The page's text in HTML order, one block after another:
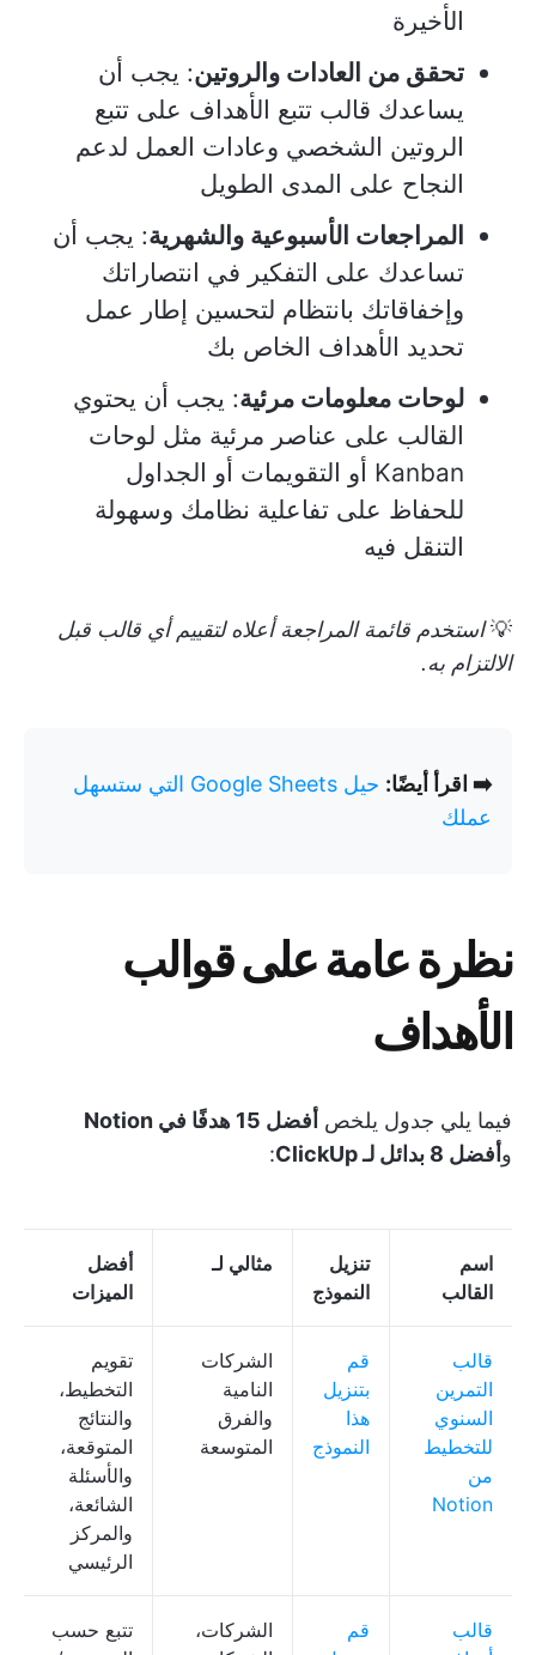
الأخيرة
تحقق من العادات والروتين: يجب أن
يساعدك قالب تتبع الأهداف على تتبع
الروتين الشخصي وعادات العمل لدعم
النجاح على المدى الطويل
المراجعات الأسبوعية والشهرية: يجب أن
تساعدك على التفكير في انتصاراتك
وإخفاقاتك بانتظام لتحسين إطار عمل
تحديد الأهداف الخاص بك
لوحات معلومات مرئية: يجب أن يحتوي
القالب على عناصر مرئية مثل لوحات
Kanban أو التقويمات أو الجداول
للحفاظ على تفاعلية نظامك وسهولة
التنقل فيه
💡استخدم قائمة المراجعة أعلاه لتقييم أي قالب قبل
الالتزام به.
➡️ اقرأ أيضًا:
حيل Google Sheets التي ستسهل
عملك
نظرة عامة على قوالب
الأهداف
فيما يلي جدول يلخص أفضل 15 هدفًا في Notion
وأفضل 8 بدائل لـ ClickUp :
اسم
القالب
تنزيل
النموذج
مثالي لـ
أفضل
الميزات
قالب
التمرين
السنوي
للتخطيط
من
Notion
قم
بتنزيل
هذا
النموذج
الشركات
النامية
والفرق
المتوسعة
تقويم
التخطيط،
والنتائج
المتوقعة،
والأسئلة
الشائعة،
والمركز
الرئيسي
قالب
قم
الشركات،
تتبع حسب